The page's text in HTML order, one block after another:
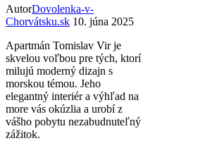
AutorDovolenka-v-
Chorvátsku.sk 10. júna 2025
Apartmán Tomislav Vir je
skvelou voľbou pre tých, ktorí
milujú moderný dizajn s
morskou témou. Jeho
elegantný interiér a výhľad na
more vás okúzlia a urobí z
vášho pobytu nezabudnuteľný
zážitok.